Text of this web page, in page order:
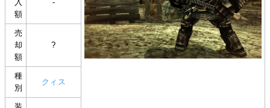
入
額
-
売
却
額
?
種
別
クィス
装